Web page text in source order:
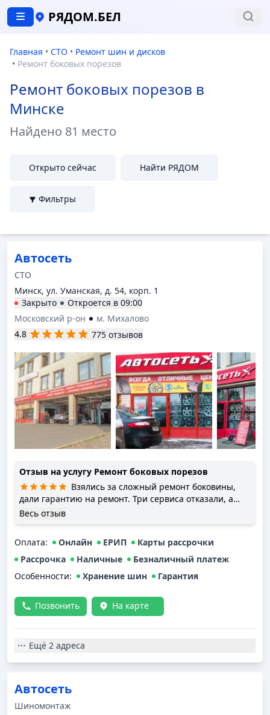
РЯДОМ.БЕЛ
Главная • СТО • Ремонт шин и дисков
• Ремонт боковых порезов
Ремонт боковых порезов в
Минске
Найдено 81 место
Открыто сейчас Найти РЯДОМ
Фильтры
Автосеть
СТО
Минск, ул. Уманская, д. 54, корп. 1
Закрыто
Откроется в 09:00
Московский р-он
м. Михалово
4.8
775 отзывов
Отзыв на услугу Ремонт боковых порезов
Взялись за сложный ремонт боковины,
дали гарантию на ремонт. Три сервиса отказали, а
здесь всё объяснили и сделали. Я теперь ваш
Весь отзыв
Оплата: Онлайн ЕРИП
Карты рассрочки
Рассрочка
Наличные
Безналичный платеж
Особенности:
Хранение шин Гарантия
Позвонить На карте
Ещё 2 адреса
Автосеть
Шиномонтаж